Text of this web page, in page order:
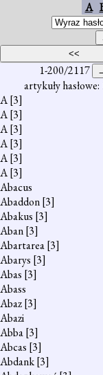
A
1-200/2117
artykuły hasłowe:
A[3]
A[3]
A[3]
A[3]
A[3]
A[3]
Abacus
Abaddon[3]
Abakus [3]
Aban[3]
Abartarea[3]
Abarys [3]
Abas [3]
Abass
Abaz[3]
Abazi
Abba[3]
Abcas [3]
Abdank[3]